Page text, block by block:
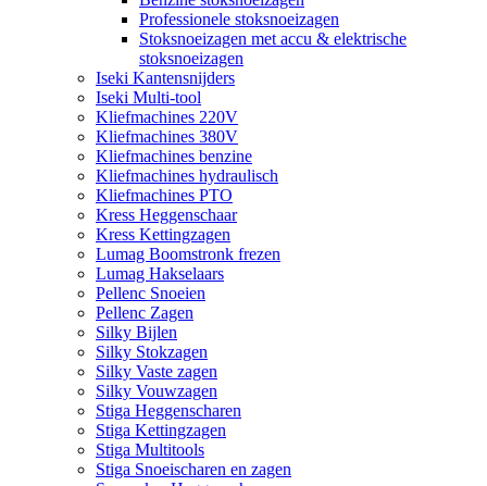
Professionele stoksnoeizagen
Stoksnoeizagen met accu & elektrische
stoksnoeizagen
Iseki Kantensnijders
Iseki Multi-tool
Kliefmachines 220V
Kliefmachines 380V
Kliefmachines benzine
Kliefmachines hydraulisch
Kliefmachines PTO
Kress Heggenschaar
Kress Kettingzagen
Lumag Boomstronk frezen
Lumag Hakselaars
Pellenc Snoeien
Pellenc Zagen
Silky Bijlen
Silky Stokzagen
Silky Vaste zagen
Silky Vouwzagen
Stiga Heggenscharen
Stiga Kettingzagen
Stiga Multitools
Stiga Snoeischaren en zagen